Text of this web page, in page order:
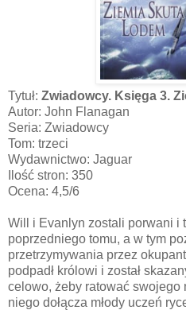
Tytuł: Zwiadowcy. Księga 3.
Autor: John Flanagan
Seria: Zwiadowcy
Tom: trzeci
Wydawnictwo: Jaguar
Ilość stron: 350
Ocena: 4,5/6
Will i Evanlyn zostali porwani i
poprzedniego tomu, a w tym
przetrzymywania przez
podpadł królowi i został
celowo, żeby ratować swojego
niego dołącza młody uczeń